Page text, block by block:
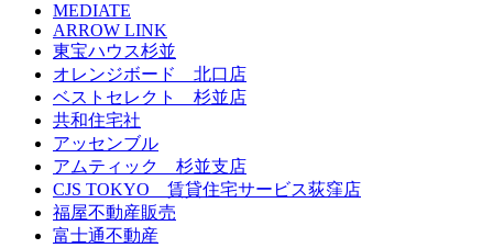
MEDIATE
ARROW LINK
東宝ハウス杉並
オレンジボード 北口店
ベストセレクト 杉並店
共和住宅社
アッセンブル
アムティック 杉並支店
CJS TOKYO 賃貸住宅サービス荻窪店
福屋不動産販売
富士通不動産